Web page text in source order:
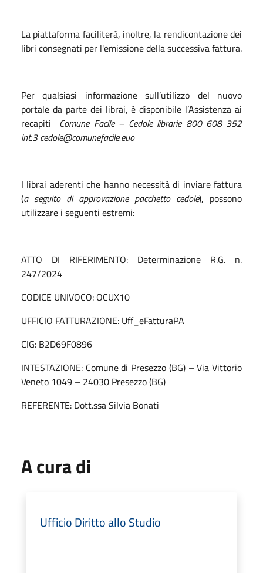
La piattaforma faciliterà, inoltre, la rendicontazione dei
libri consegnati per l'emissione della successiva fattura.
Per qualsiasi informazione sull’utilizzo del nuovo
portale da parte dei librai, è disponibile l’Assistenza ai
recapiti Comune Facile – Cedole librarie 800 608 352
int.3 cedole@comunefacile.euo
I librai aderenti che hanno necessità di inviare fattura
(a seguito di approvazione pacchetto cedole), possono
utilizzare i seguenti estremi:
ATTO DI RIFERIMENTO: Determinazione R.G. n.
247/2024
CODICE UNIVOCO: OCUX10
UFFICIO FATTURAZIONE: Uff_eFatturaPA
CIG: B2D69F0896
INTESTAZIONE: Comune di Presezzo (BG) – Via Vittorio
Veneto 1049 – 24030 Presezzo (BG)
REFERENTE: Dott.ssa Silvia Bonati
A cura di
Ufficio Diritto allo Studio